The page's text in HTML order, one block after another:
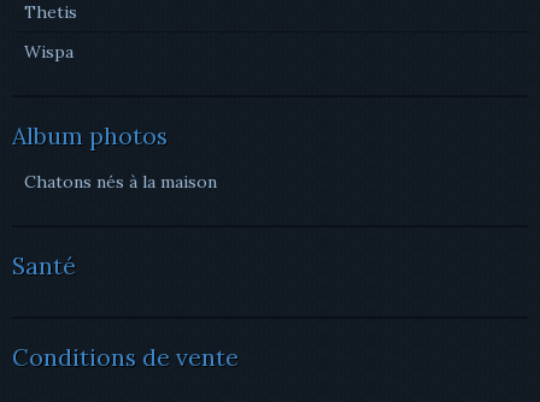
Thetis
Wispa
Album photos
Chatons nés à la maison
Santé
Conditions de vente